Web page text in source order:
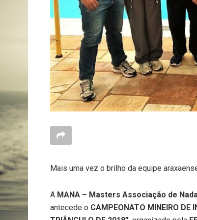
Mais uma vez o brilho da equipe
A MANA – Masters Associação de
antecede o CAMPEONATO MINEIRO DE